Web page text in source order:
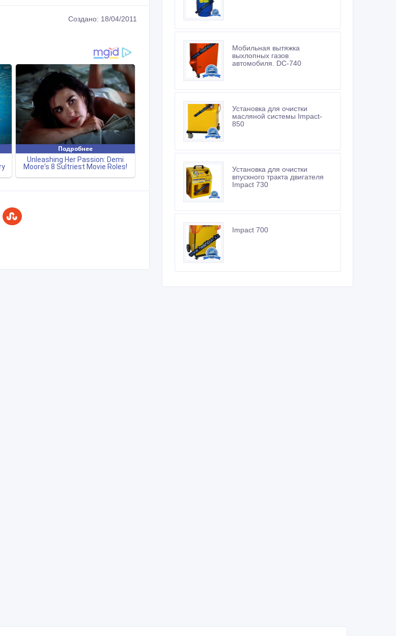
Создано: 18/04/2011
Мобильная вытяжка
выхлопных газов
автомобиля. DC-740
Установка для очистки
масляной системы Impact-
850
Установка для очистки
впускного тракта двигателя
Impact 730
Impact 700